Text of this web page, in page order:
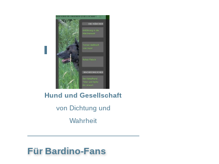
Hund und Gesellschaft
von Dichtung und
Wahrheit
Für Bardino-Fans